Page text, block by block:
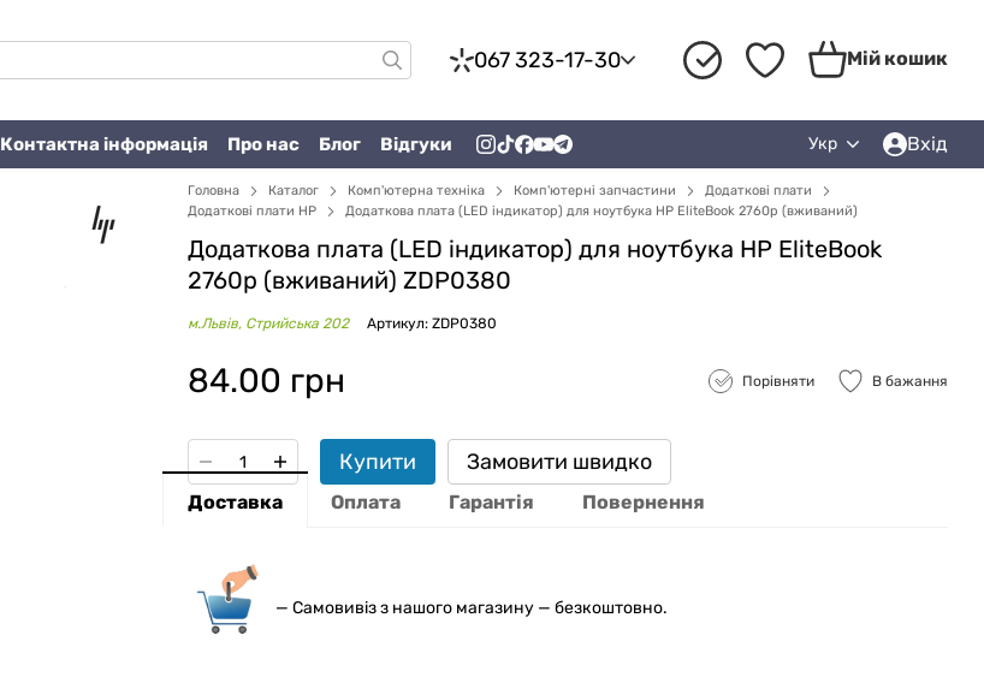
067 323-17-30 Мій кошик
Контактна інформація Про нас Блог Відгуки Укр Вхід
Головна Каталог Комп'ютерна техніка Комп'ютерні запчастини
Додаткові плати
Додаткові плати HP
Додаткова плата (LED індикатор) для ноутбука HP EliteBook 2760p (вживаний)
Додаткова плата (LED індикатор) для ноутбука HP EliteBook
2760p (вживаний) ZDP0380
м.Львів, Стрийська 202 Артикул: ZDP0380
84.00 грн Порівняти В бажання
Купити Замовити швидко
Доставка Оплата Гарантія Повернення
— Самовивіз з нашого магазину — безкоштовно.